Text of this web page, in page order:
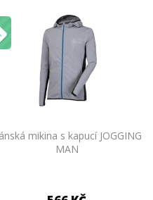
mikina s kapucí JOGGING
MAN